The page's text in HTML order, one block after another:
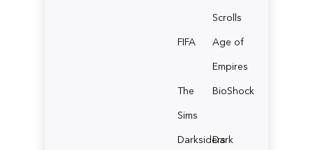
Scrolls
FIFA
Age of
Empires
The
Sims
BioShock
Darksiders
Dark